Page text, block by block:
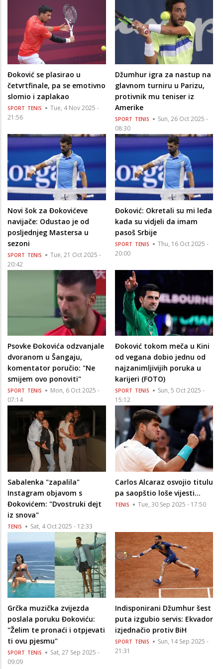
Đoković se plasirao u
četvrtfinale, pa se emotivno
slomio i zaplakao
SPORT TENIS
Tue, 4 Nov 2025 -
21:56
Džumhur igra za nastup na
glavnom turniru u Parizu,
protivnik mu teniser iz
Amerike
SPORT TENIS
Sun, 26 Oct 2025 -
08:30
Novi šok za Đokovićeve
navijače: Odustao je od
posljednjeg Mastersa u
sezoni
SPORT TENIS
Tue, 21 Oct 2025 -
20:42
Đoković: Okretali su mi leđa
kada su vidjeli da imam
pasoš Srbije
SPORT TENIS
Thu, 16 Oct 2025 -
20:00
Psovke Đokovića odzvanjale
dvoranom u Šangaju,
komentator poručio: "Ne
smijem ovo ponoviti"
SPORT TENIS
Mon, 6 Oct 2025 -
07:14
Đoković tokom meča u Kini
od vegana dobio jednu od
najzanimljivijih poruka u
karijeri (FOTO)
SPORT TENIS
Sun, 5 Oct 2025 -
15:12
Sabalenka "zapalila"
Instagram objavom s
Đokovićem: "Dvostruki dejt
iz snova"
TENIS Sat, 4 Oct 2025 - 12:33
Carlos Alcaraz osvojio titulu
pa saopštio loše vijesti…
TENIS Tue, 30 Sep 2025 - 17:50
Grčka muzička zvijezda
poslala poruku Đokoviću:
"Želim te pronaći i otpjevati
ti ovu pjesmu"
SPORT TENIS
Sat, 27 Sep 2025 -
09:09
Indisponirani Džumhur šest
puta izgubio servis: Ekvador
izjednačio protiv BiH
SPORT TENIS
Sun, 14 Sep 2025 -
21:31